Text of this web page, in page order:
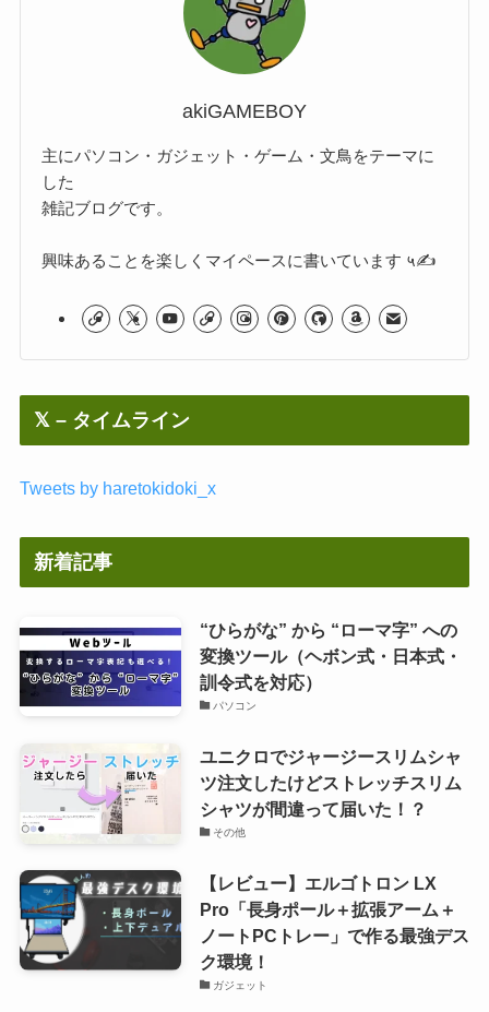
akiGAMEBOY
主にパソコン・ガジェット・ゲーム・文鳥をテーマに
した
雑記ブログです。
興味あることを楽しくマイペースに書いています ५✍
𝕏 – タイムライン
Tweets by haretokidoki_x
新着記事
“ひらがな” から “ローマ字” への
変換ツール（ヘボン式・日本式・
訓令式を対応）
パソコン
ユニクロでジャージースリムシャ
ツ注文したけどストレッチスリム
シャツが間違って届いた！？
その他
【レビュー】エルゴトロン LX
Pro「長身ポール＋拡張アーム＋
ノートPCトレー」で作る最強デス
ク環境！
ガジェット